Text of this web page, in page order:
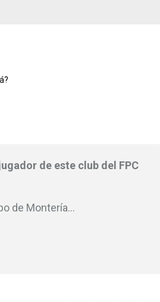
de este club del FPC
de Montería…